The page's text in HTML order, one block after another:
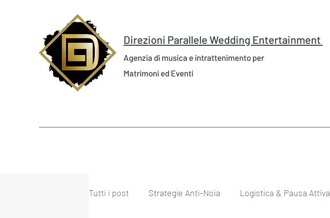
Direzioni Parallele Wedding Entertainment
Agenzia di musica e intrattenimento per
Matrimoni ed Eventi
Tutti i post Strategie Anti-Noia Logistica & Pausa Attiva